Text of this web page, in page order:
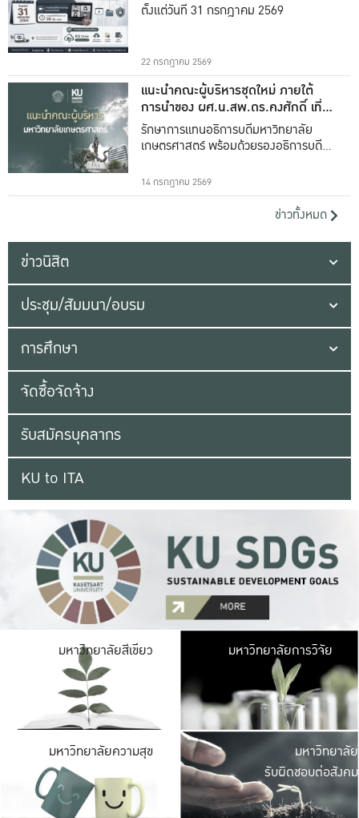
ตั้งแต่วันที่ 31 กรกฎาคม 2569
22 กรกฎาคม 2569
แนะนำคณะผู้บริหารชุดใหม่ ภายใต้
การนำของ ผศ.น.สพ.ดร.คงศักดิ์ เที่ยง
ธรรม
รักษาการแทนอธิการบดีมหาวิทยาลัย
เกษตรศาสตร์ พร้อมด้วยรองอธิการบดีทั้ง
14 กรกฎาคม 2569
ข่าวทั้งหมด
ข่าวนิสิต
ประชุม/สัมมนา/อบรม
การศึกษา
จัดซื้อจัดจ้าง
รับสมัครบุคลากร
KU to ITA
มหาวิทยาลัยสีเขียว มหาวิ
มีพื้นที่เขียวสดใส
เป็นป่าในเมือง เกษต
มหาวิทยาลัยการวิจัย
มหาวิทยาลัยความสุข มหาวิ
ค
เปิดประ
และพบเรื่องราวใ
มหาวิทยาลัย
รับผิดชอบต่อสังคม